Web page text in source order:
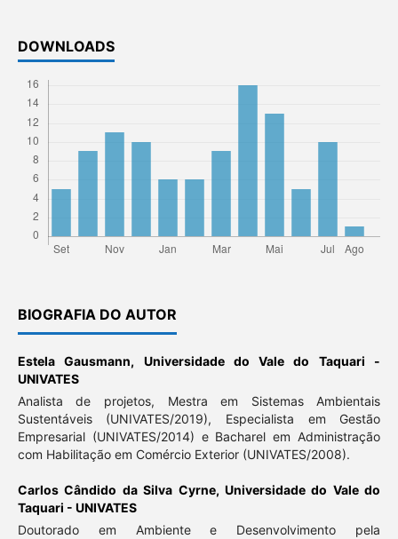
DOWNLOADS
BIOGRAFIA DO AUTOR
Estela Gausmann, Universidade do Vale do Taquari -
UNIVATES
Analista de projetos, Mestra em Sistemas Ambientais
Sustentáveis (UNIVATES/2019), Especialista em Gestão
Empresarial (UNIVATES/2014) e Bacharel em Administração
com Habilitação em Comércio Exterior (UNIVATES/2008).
Carlos Cândido da Silva Cyrne, Universidade do Vale do
Taquari - UNIVATES
Doutorado em Ambiente e Desenvolvimento pela